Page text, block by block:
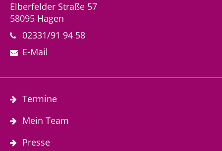
Elberfelder Straße 57
58095 Hagen
02331/91 94 58
E-Mail
Termine
Mein Team
Presse